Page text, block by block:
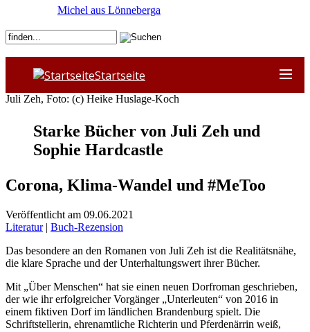
Startseite
Juli Zeh, Foto: (c) Heike Huslage-Koch
Starke Bücher von Juli Zeh und
Sophie Hardcastle
Corona, Klima-Wandel und #MeToo
Veröffentlicht am 09.06.2021
Literatur| Buch-Rezension
Das besondere an den Romanen von Juli Zeh ist die Realitätsnähe,
die klare Sprache und der Unterhaltungswert ihrer Bücher.
Mit „Über Menschen“ hat sie einen neuen Dorfroman geschrieben,
der wie ihr erfolgreicher Vorgänger „Unterleuten“ von 2016 in
einem fiktiven Dorf im ländlichen Brandenburg spielt. Die
Schriftstellerin, ehrenamtliche Richterin und Pferdenärrin weiß,
Michel aus Lönneberga